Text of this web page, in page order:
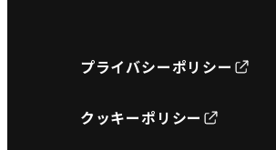
プライバシーポリシー
クッキーポリシー